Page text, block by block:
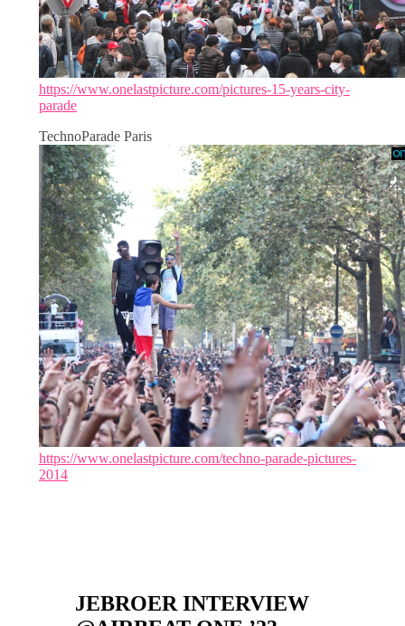
https://www.onelastpicture.com/pictures-15-years-city-
parade
TechnoParade Paris
https://www.onelastpicture.com/techno-parade-pictures-
2014
JEBROER INTERVIEW